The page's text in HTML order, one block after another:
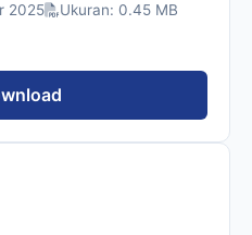
2025
Ukuran: 0.45 MB